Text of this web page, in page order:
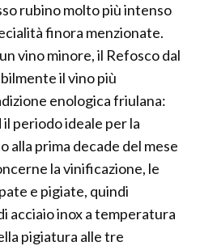
rubino molto più intenso
finora menzionate.
vino minore, il Refosco dal
il vino più
enologica friulana:
periodo ideale per la
prima decade del mese
la vinificazione, le
e pigiate, quindi
acciaio inox a temperatura
pigiatura alle tre